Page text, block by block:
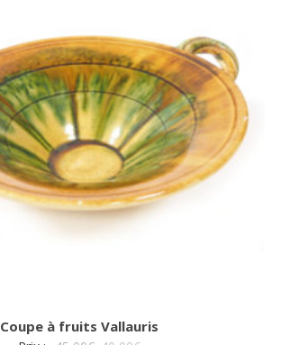
Coupe à fruits Vallauris